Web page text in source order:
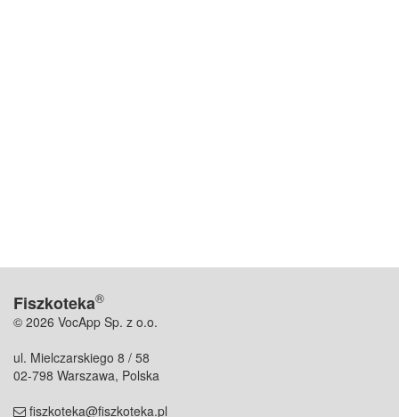
Fiszkoteka®
© 2026 VocApp Sp. z o.o.
ul. Mielczarskiego 8 / 58
02-798 Warszawa, Polska
fiszkoteka@fiszkoteka.pl